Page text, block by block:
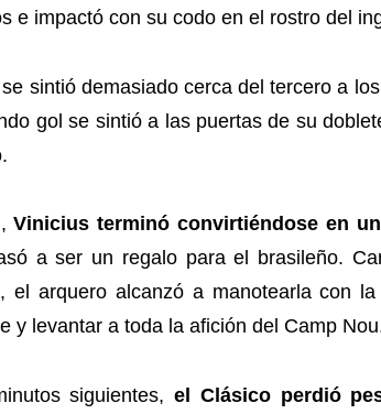
e impactó con su codo en el rostro del
sintió demasiado cerca del tercero a
gol se sintió a las puertas de su
Vinicius terminó convirtiéndose en
a ser un regalo para el brasileño.
el arquero alcanzó a manotearla con
y levantar a toda la afición del Camp
siguientes,el Clásico perdió